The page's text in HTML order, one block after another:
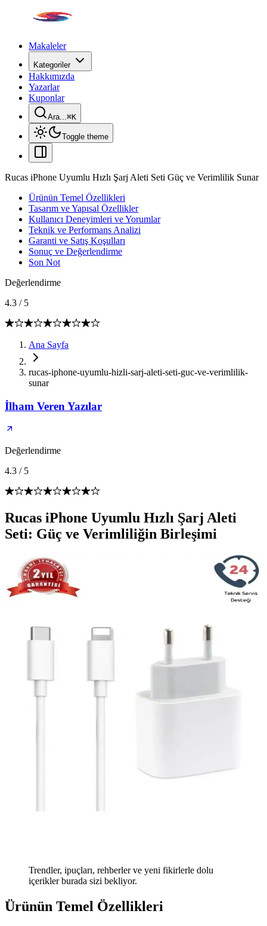
Makaleler
Kategoriler
Hakkımızda
Yazarlar
Kuponlar
Ara...⌘K
Toggle theme
Rucas iPhone Uyumlu Hızlı Şarj Aleti Seti Güç ve Verimlilik Sunar
Ürünün Temel Özellikleri
Tasarım ve Yapısal Özellikler
Kullanıcı Deneyimleri ve Yorumlar
Teknik ve Performans Analizi
Garanti ve Satış Koşulları
Sonuç ve Değerlendirme
Son Not
Değerlendirme
4.3 / 5
Ana Sayfa
rucas-iphone-uyumlu-hizli-sarj-aleti-seti-guc-ve-verimlilik-
sunar
İlham Veren Yazılar
Değerlendirme
4.3 / 5
Rucas iPhone Uyumlu Hızlı Şarj Aleti
Seti: Güç ve Verimliliğin Birleşimi
Trendler, ipuçları, rehberler ve yeni fikirlerle dolu
içerikler burada sizi bekliyor.
Ürünün Temel Özellikleri